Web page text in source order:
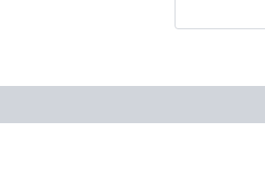
GB
效